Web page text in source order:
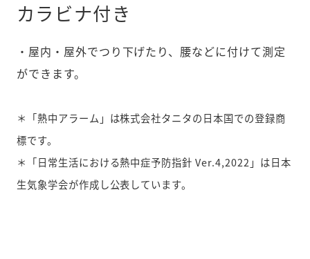
カラビナ付き
・屋内・屋外でつり下げたり、腰などに付けて測定
ができます。
＊「熱中アラーム」は株式会社タニタの日本国での登録商
標です。
＊「日常生活における熱中症予防指針 Ver.4,2022」は日本
生気象学会が作成し公表しています。